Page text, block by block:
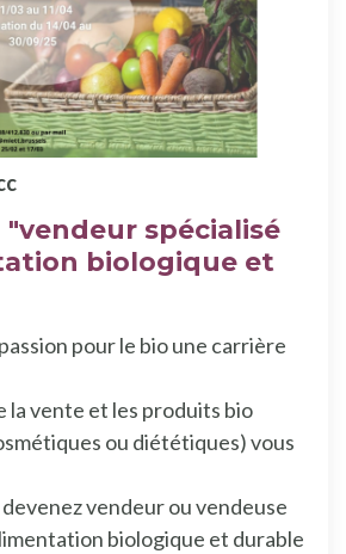
spécialisé
biologique et
pour le bio une carrière
la vente et les produits bio
ou diététiques) vous
vendeur ou vendeuse
biologique et durable